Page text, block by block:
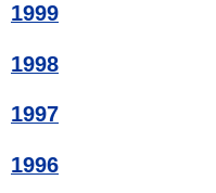
1999
1998
1997
1996